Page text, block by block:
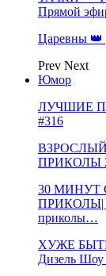
Прямой
Царевны 👑
Prev Next
Юмор
ЛУЧШИЕ
#316
ПРИКОЛЫ
30 МИНУТ
ПРИКОЛЫ|
приколы…
ХУЖЕ
Дизель